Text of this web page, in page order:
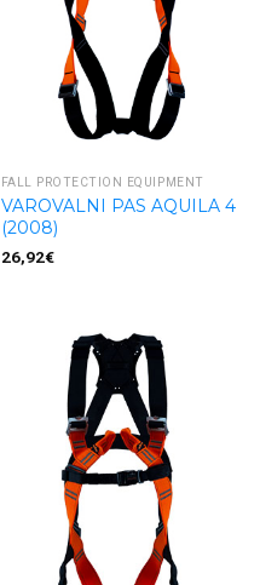
FALL PROTECTION EQUIPMENT
VAROVALNI PAS AQUILA 4
(2008)
26,92€